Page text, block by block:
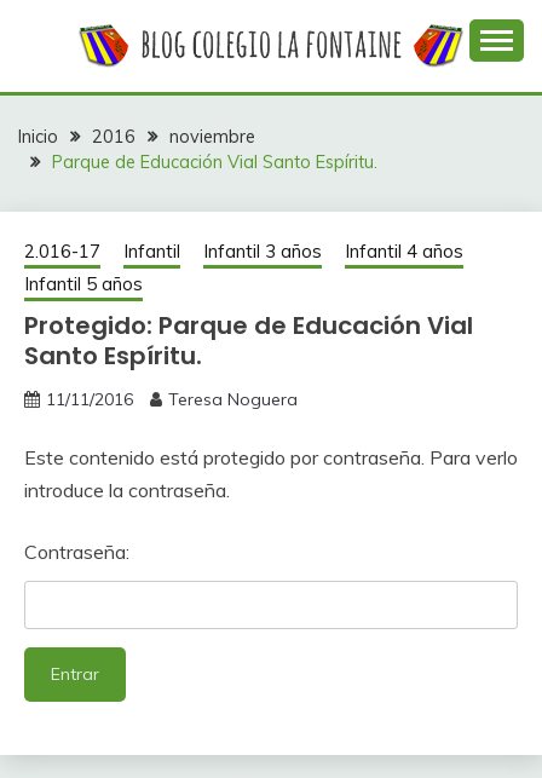
COLEGIO LA
FONTAINE
colegio La Fontaine
Inicio 2016
noviembre
Parque de Educación Vial Santo Espíritu.
2.016-17 Infantil Infantil 3 años
Infantil 4 años
Infantil 5 años
Protegido: Parque de Educación Vial
Santo Espíritu.
11/11/2016 Teresa Noguera
Este contenido está protegido por contraseña. Para verlo
introduce la contraseña.
Contraseña: